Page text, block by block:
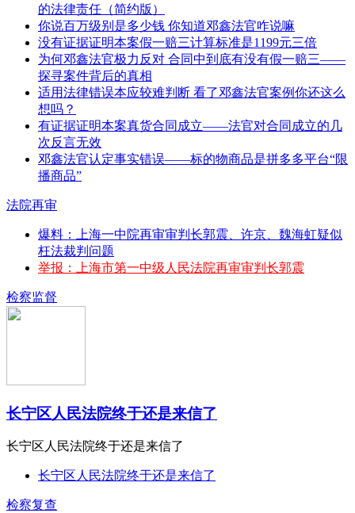
的法律责任（简约版）
你说百万级别是多少钱 你知道邓鑫法官咋说嘛
没有证据证明本案假一赔三计算标准是1199元三倍
为何邓鑫法官极力反对 合同中到底有没有假一赔三——
探寻案件背后的真相
适用法律错误本应较难判断 看了邓鑫法官案例你还这么
想吗？
有证据证明本案真货合同成立——法官对合同成立的几
次反言无效
邓鑫法官认定事实错误——标的物商品是拼多多平台“限
播商品”
法院再审
爆料：上海一中院再审审判长郭震、许京、魏海虹疑似
枉法裁判问题
举报：上海市第一中级人民法院再审审判长郭震
检察监督
长宁区人民法院终于还是来信了
长宁区人民法院终于还是来信了
长宁区人民法院终于还是来信了
检察复查